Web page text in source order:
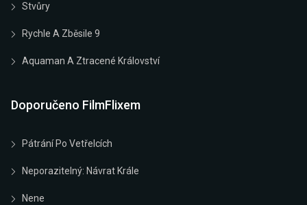
Stvůry
Rychle A Zběsile 9
Aquaman A Ztracené Království
Doporučeno FilmFlixem
Pátrání Po Vetřelcích
Neporazitelný: Návrat Krále
Nene